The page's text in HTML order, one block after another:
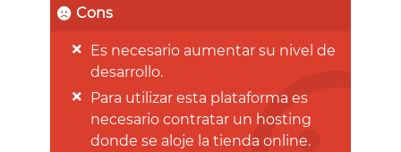
Cons
Es necesario aumentar su nivel de
desarrollo.
Para utilizar esta plataforma es
necesario contratar un hosting
donde se aloje la tienda online.